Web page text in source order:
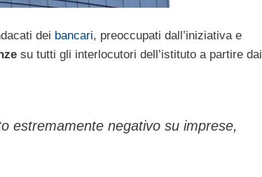
dei bancari, preoccupati dall’iniziativa e
su tutti gli interlocutori dell’istituto a partire dai
estremamente negativo su imprese,